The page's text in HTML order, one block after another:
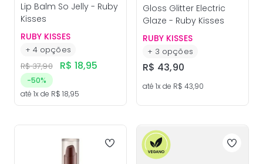
Lip Balm So Jelly - Ruby
Kisses
RUBY KISSES
+4 opções
R$ 37,90 R$ 18,95
-50%
até 1x de R$ 18,95
Gloss Glitter Electric
Glaze - Ruby Kisses
RUBY KISSES
+ 3 opções
R$ 43,90
até 1x de R$ 43,90